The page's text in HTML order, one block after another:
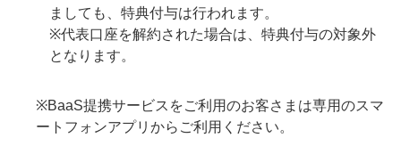
ましても、特典付与は行われます。
※代表口座を解約された場合は、特典付与の対象外
となります。
※BaaS提携サービスをご利用のお客さまは専用のスマ
ートフォンアプリからご利用ください。